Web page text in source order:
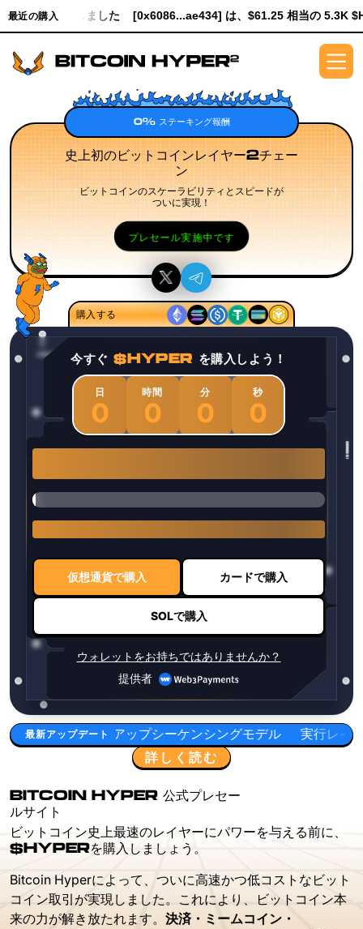
最近の購入
[0x6086...ae434] は、$61.25 相当の 5.3K $HYPER を購入しました
0% ステーキング報酬
史上初のビットコインレイヤー2チェー
ン
ビットコインのスケーラビリティとスピードが
ついに実現！
プレセール実施中です
最新アップデート
シーケンシングモデル 実行レイヤーの研究 開発者の
詳しく読む
BITCOIN HYPER 公式プレセー
ルサイト
ビットコイン史上最速のレイヤーにパワーを与える前に、
$HYPERを購入しましょう。
Bitcoin Hyperによって、ついに高速かつ低コストなビット
コイン取引が実現しました。これにより、ビットコイン本
来の力が解き放たれます。 決済・ミームコイン・
購入する
今すぐ$HYPER を購入しよう！
日
0
時間
0
分
0
秒
0
仮想通貨で購入 カードで購入
SOLで購入
ウォレットをお持ちではありませんか？
提供者